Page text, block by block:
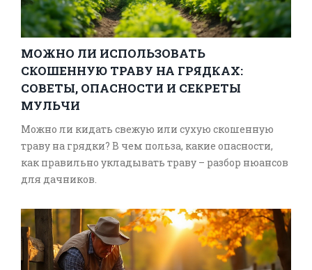
МОЖНО ЛИ ИСПОЛЬЗОВАТЬ
СКОШЕННУЮ ТРАВУ НА ГРЯДКАХ:
СОВЕТЫ, ОПАСНОСТИ И СЕКРЕТЫ
МУЛЬЧИ
Можно ли кидать свежую или сухую скошенную
траву на грядки? В чем польза, какие опасности,
как правильно укладывать траву – разбор нюансов
для дачников.